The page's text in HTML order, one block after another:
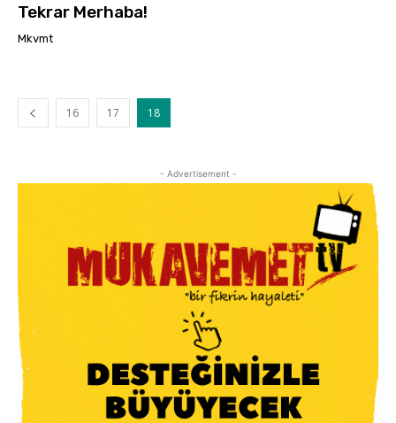
Tekrar Merhaba!
Mkvmt
16 17 18
- Advertisement -